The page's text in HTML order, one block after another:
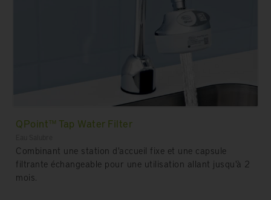
QPoint™ Tap Water Filter
Combinant une station d'accueil fixe et une capsule
filtrante échangeable pour une utilisation allant jusqu'à 2
mois.